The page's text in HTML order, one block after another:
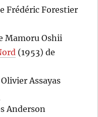
Frédéric Forestier
Mamoru Oshii
(1953) de
Assayas
Anderson